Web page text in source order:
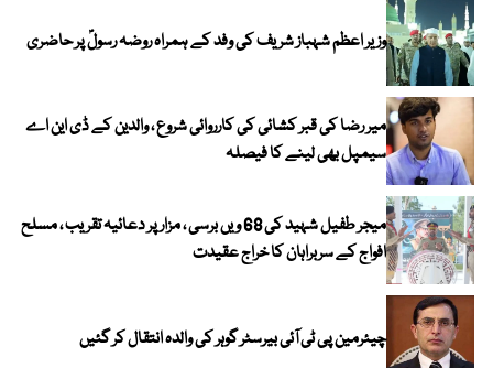
وزیر اعظم شہباز شریف کی وفد کے ہمراہ روضہ رسولؐ پر حاضری
میر رضا کی قبر کشائی کی کارروائی شروع ، والدین کے ڈی این اے
سیمپل بھی لینے کا فیصلہ
میجر طفیل شہید کی 68 ویں برسی ، مزار پر دعائیہ تقریب ، مسلح
افواج کے سربراہان کا خراج عقیدت
چیئرمین پی ٹی آئی بیرسٹر گوہر کی والدہ انتقال کر گئیں